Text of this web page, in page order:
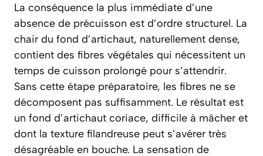
La conséquence la plus immédiate d’une
absence de précuisson est d’ordre structurel. La
chair du fond d’artichaut, naturellement dense,
contient des fibres végétales qui nécessitent un
temps de cuisson prolongé pour s’attendrir.
Sans cette étape préparatoire, les fibres ne se
décomposent pas suffisamment. Le résultat est
un fond d’artichaut coriace, difficile à mâcher et
dont la texture filandreuse peut s’avérer très
désagréable en bouche. La sensation de